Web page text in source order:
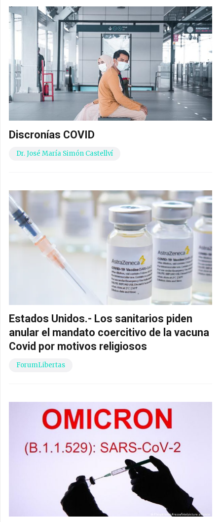
Discronías COVID
Dr. José María Simón Castellví
Estados Unidos.- Los sanitarios piden
anular el mandato coercitivo de la vacuna
Covid por motivos religiosos
ForumLibertas